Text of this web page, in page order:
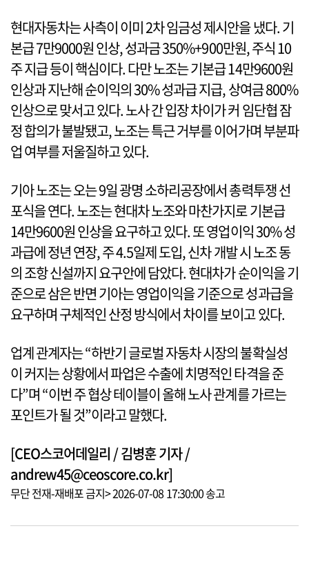
현대자동차는 사측이 이미 2차 임금성 제시안을 냈다. 기
본급 7만9000원 인상, 성과금 350%+900만원, 주식 10
주 지급 등이 핵심이다. 다만 노조는 기본급 14만9600원
인상과 지난해 순이익의 30% 성과급 지급, 상여금 800%
인상으로 맞서고 있다. 노사 간 입장 차이가 커 임단협 잠
정 합의가 불발됐고, 노조는 특근 거부를 이어가며 부분파
업 여부를 저울질하고 있다.
기아 노조는 오는 9일 광명 소하리공장에서 총력투쟁 선
포식을 연다. 노조는 현대차 노조와 마찬가지로 기본급
14만9600원 인상을 요구하고 있다. 또 영업이익 30% 성
과급에 정년 연장, 주 4.5일제 도입, 신차 개발 시 노조 동
의 조항 신설까지 요구안에 담았다. 현대차가 순이익을 기
준으로 삼은 반면 기아는 영업이익을 기준으로 성과급을
요구하며 구체적인 산정 방식에서 차이를 보이고 있다.
업계 관계자는 “하반기 글로벌 자동차 시장의 불확실성
이 커지는 상황에서 파업은 수출에 치명적인 타격을 준
다”며 “이번 주 협상 테이블이 올해 노사 관계를 가르는
포인트가 될 것”이라고 말했다.
[CEO스코어데일리 / 김병훈 기자 /
andrew45@ceoscore.co.kr]
무단 전재-재배포 금지> 2026-07-08 17:30:00 송고